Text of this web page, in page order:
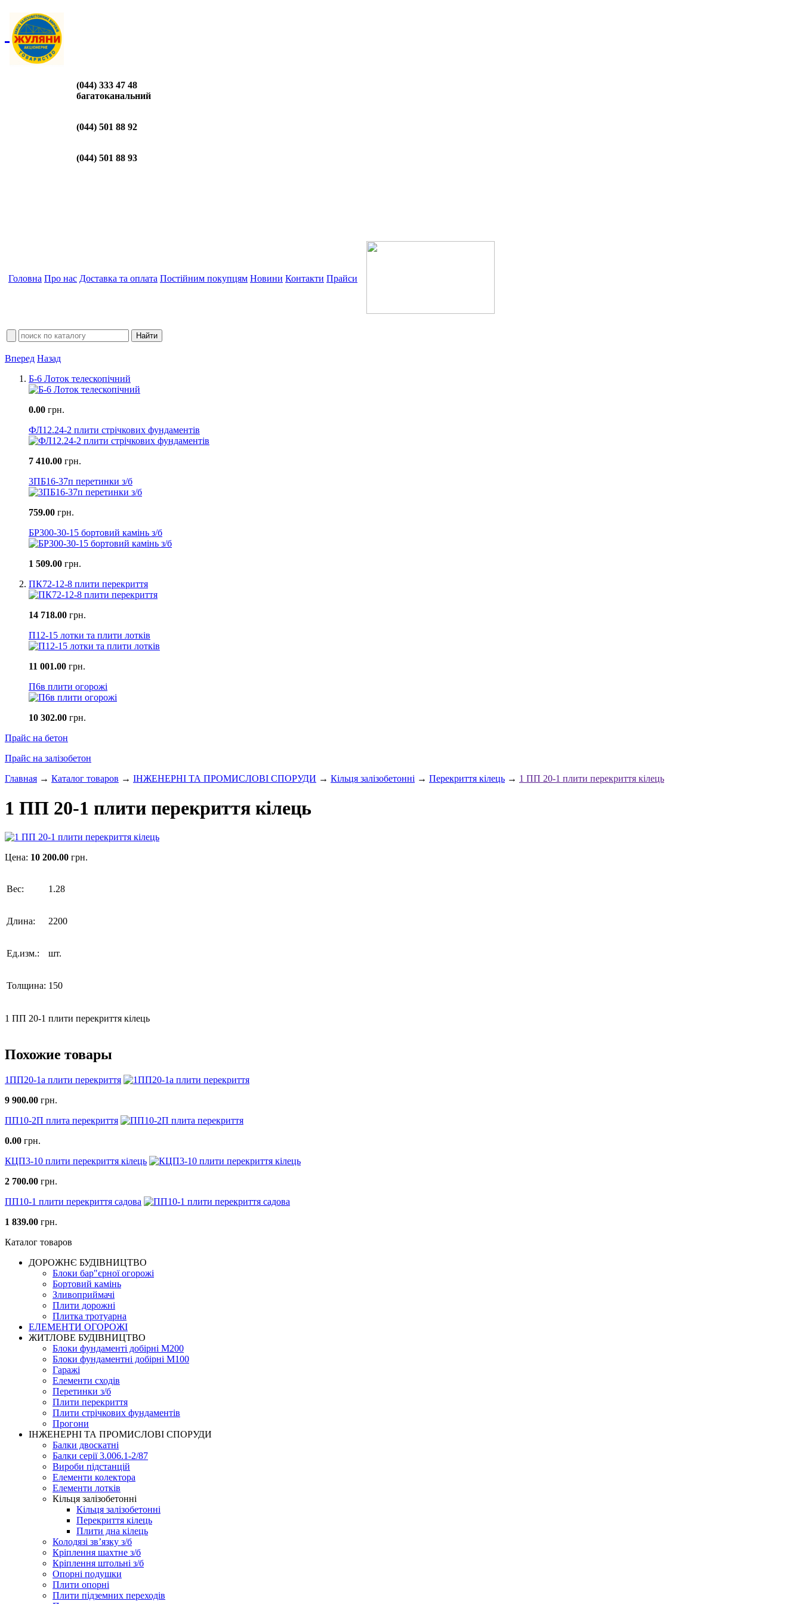
(044) 333 47 48
багатоканальний
(044) 501 88 92
(044) 501 88 93
Головна Про нас Доставка та оплата Постійним покупцям Новини Контакти Прайси
Вперед Назад
Б-6 Лоток телескопічний
0.00 грн.
ФЛ12.24-2 плити стрічкових фундаментів
7 410.00 грн.
3ПБ16-37п перетинки з/б
759.00 грн.
БР300-30-15 бортовий камінь з/б
1 509.00 грн.
ПК72-12-8 плити перекриття
14 718.00 грн.
П12-15 лотки та плити лотків
11 001.00 грн.
П6в плити огорожі
10 302.00 грн.
Прайс на бетон
Прайс на залізобетон
Главная → Каталог товаров → ІНЖЕНЕРНІ ТА ПРОМИСЛОВІ СПОРУДИ → Кільця залізобетонні → Перекриття кілець → 1 ПП 20-1 плити перекриття кілець
1 ПП 20-1 плити перекриття кілець
Цена: 10 200.00 грн.
Вес: 1.28
Длина: 2200
Ед.изм.: шт.
Толщина: 150
1 ПП 20-1 плити перекриття кілець
Похожие товары
1ПП20-1а плити перекриття
9 900.00 грн.
ПП10-2П плита перекриття
0.00 грн.
КЦП3-10 плити перекриття кілець
2 700.00 грн.
ПП10-1 плити перекриття садова
1 839.00 грн.
Каталог товаров
ДОРОЖНЄ БУДIВНИЦТВО
Блоки бар"єрної огорожі
Бортовий камінь
Зливоприймачі
Плити дорожні
Плитка тротуарна
ЕЛЕМЕНТИ ОГОРОЖІ
ЖИТЛОВЕ БУДIВНИЦТВО
Блоки фундаменті добірні М200
Блоки фундаментні добірні М100
Гаражі
Елементи сходів
Перетинки з/б
Плити перекриття
Плити стрічкових фундаментів
Прогони
ІНЖЕНЕРНІ ТА ПРОМИСЛОВІ СПОРУДИ
Балки двоскатні
Балки серії 3.006.1-2/87
Вироби підстанцій
Елементи колектора
Елементи лотків
Кільця залізобетонні
Кільця залізобетонні
Перекриття кілець
Плити дна кілець
Колодязі зв’язку з/б
Кріплення шахтне з/б
Кріплення штольні з/б
Опорні подушки
Плити опорні
Плити підземних переходів